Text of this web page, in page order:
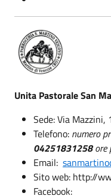
Unita Pastorale San
Sede: Via
Telefono: numero
04251831258ore
Email:
Sito web: http://
Facebook: